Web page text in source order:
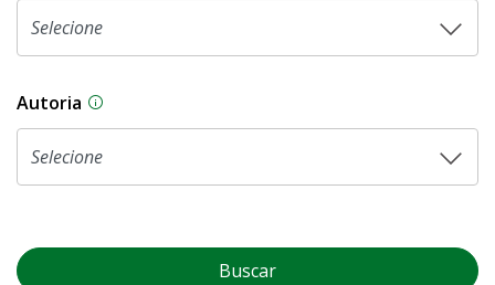
Autoria As proposições legislativas na CLDF podem
Buscar